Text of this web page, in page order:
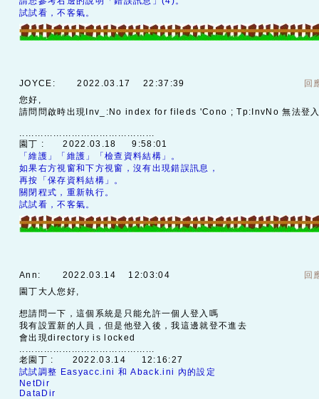
試試看，不客氣。
JOYCE:2022.03.17 22:37:39
回
您好,
請問問啟時出現Inv_:No index for fileds 'Cono ; Tp:InvNo 無法登
............................................
園丁 :2022.03.18 9:58:01
「維護」「維護」「檢查資料結構」。
如果右方視窗和下方視窗，沒有出現錯誤訊息，
再按「保存資料結構」。
關閉程式，重新執行。
試試看，不客氣。
Ann: 2022.03.14 12:03:04
回
園丁大人您好,
想請問一下，這個系統是只能允許一個人登入嗎
我有設置新的人員，但是他登入後，我這邊就登不進去
會出現directory is locked
............................................
老園丁 : 2022.03.14 12:16:27
試試調整 Easyacc.ini 和 Aback.ini 內的設定
NetDir
DataDir